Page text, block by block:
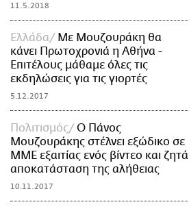
11.5.2018
Ελλάδα
Με Μουζουράκη θα
κάνει Πρωτοχρονιά η Αθήνα -
Επιτέλους μάθαμε όλες τις
εκδηλώσεις για τις γιορτές
5.12.2017
Πολιτισμός
Ο Πάνος
Μουζουράκης στέλνει εξώδικο σε
ΜΜΕ εξαιτίας ενός βίντεο και ζητά
αποκατάσταση της αλήθειας
10.11.2017